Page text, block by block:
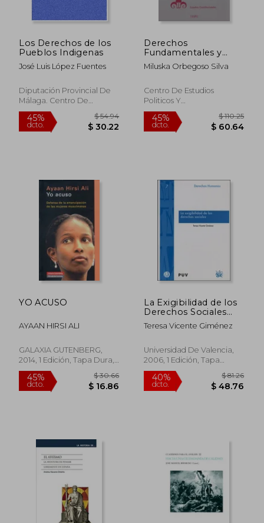
40%
dcto.
$ 295.86
$ 177.52
45%
dcto. $
Los Derechos de los
Pueblos Indigenas
José Luis López Fuentes
Diputación Provincial De
Málaga. Centro De
Ediciones De La
Diputación De Málaga,
2006, Tapa Blanda,Usado
Derechos
Fundamentales y
Prestaciones Sociales
Miluska Orbegoso Silva
Centro De Estudios
Politicos Y
Constitucionales, 2018, 1
Edición, Tapa Blanda,
Nuevo
YO ACUSO
AYAAN HIRSI ALI
GALAXIA GUTENBERG,
2014, 1 Edición, Tapa Dura,
Usado
La Exigibilidad de los
Derechos Sociales
(Drets Humans)
Teresa Vicente Giménez
Universidad De Valencia,
2006, 1 Edición, Tapa
Blanda, Nuevo